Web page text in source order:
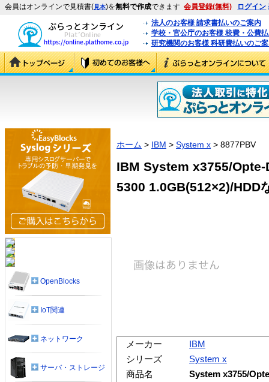
会員はオンラインで見積書(見本)を無料で作成できます 会員登録(無料) ログイン
法人のお客様 請求書払いのご案内
学校・官公庁のお客様 校費・公費
研究機関のお客様 科研費払いのご
ホーム > IBM > System x > 8877PBV
IBM System x3755/Opte-
5300 1.0GB(512×2)/HDD
メーカー
IBM
シリーズ
System x
商品名
System x3755/
OpenBlocks
IoT関連
ネットワーク
サーバ・ストレージ